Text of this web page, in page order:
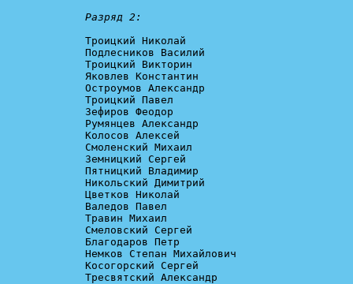
Разряд 2:
Троицкий Николай
Подлесников Василий
Троицкий Викторин
Яковлев Константин
Остроумов Александр
Троицкий Павел
Зефиров Феодор
Румянцев Александр
Колосов Алексей
Смоленский Михаил
Земницкий Сергей
Пятницкий Владимир
Никольский Димитрий
Цветков Николай
Валедов Павел
Травин Михаил
Смеловский Сергей
Благодаров Петр
Немков Степан Михайлович
Косогорский Сергей
Тресвятский Александр